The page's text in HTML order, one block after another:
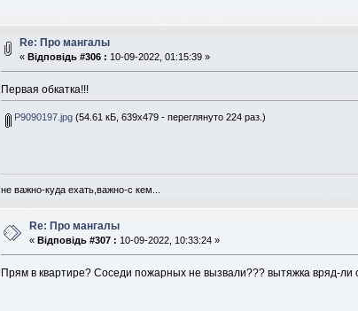
Re: Про мангалы
«Відповідь #306 : 10-09-2022, 01:15:39 »
Первая обкатка!!!
P9090197.jpg (54.61 кБ, 639x479 - переглянуто 224 раз.)
не важно-куда ехать,важно-с кем...
Re: Про мангалы
« Відповідь #307 : 10-09-2022, 10:33:24 »
Прям в квартире? Соседи пожарных не вызвали??? вытяжка вряд-ли